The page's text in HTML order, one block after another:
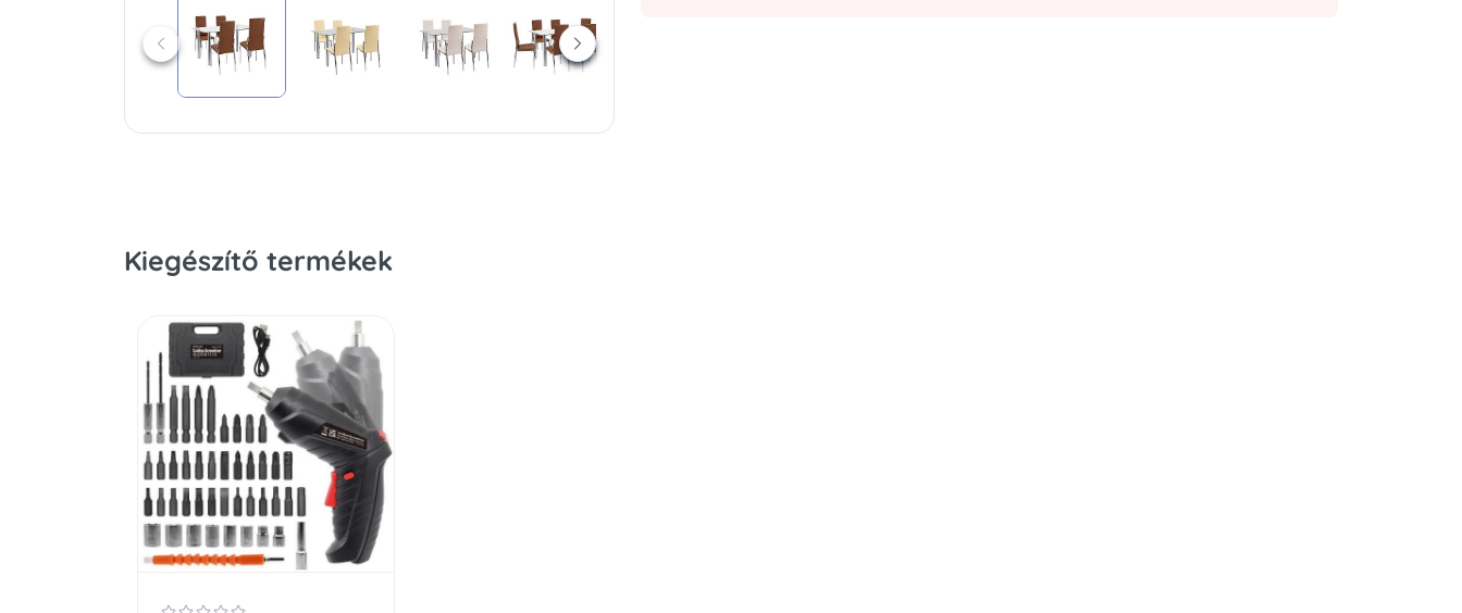
Kiegészítő termékek